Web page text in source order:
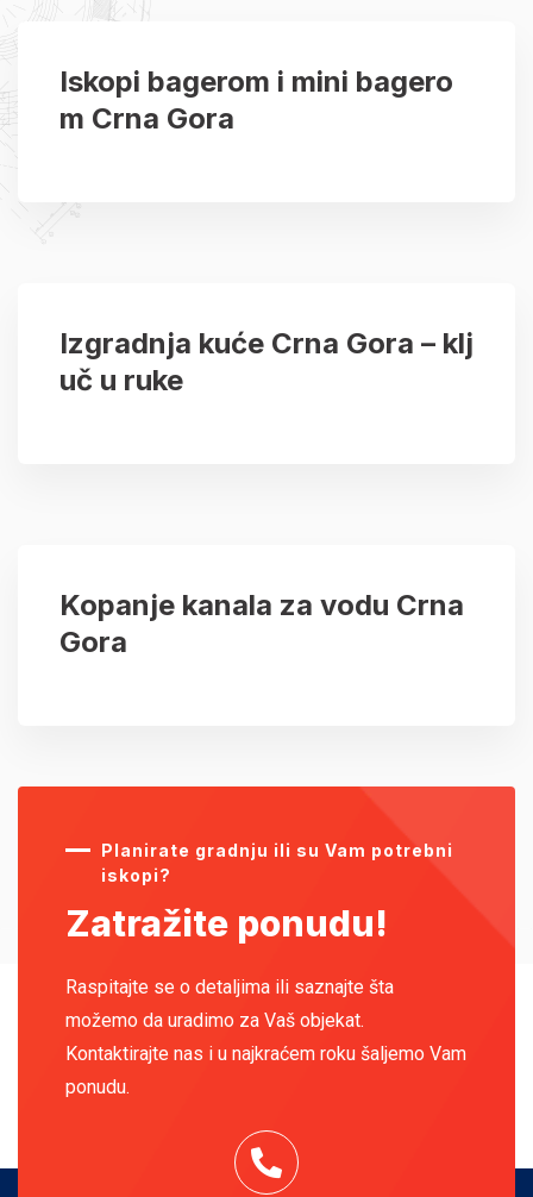
Iskopi bagerom i mini bagero
m Crna Gora
Izgradnja kuće Crna Gora – klj
uč u ruke
Kopanje kanala za vodu Crna
Gora
Planirate gradnju ili su Vam potrebni
iskopi?
Zatražite ponudu!
Raspitajte se o detaljima ili saznajte šta
možemo da uradimo za Vaš objekat.
Kontaktirajte nas i u najkraćem roku šaljemo Vam
ponudu.